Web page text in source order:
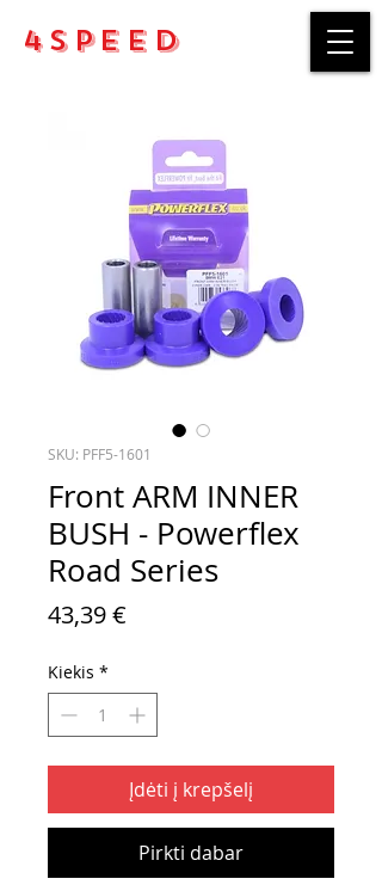
4Speed
SKU: PFF5-1601
Front ARM INNER
BUSH - Powerflex
Road Series
43,39 €
Kiekis *
Įdėti į krepšelį
Pirkti dabar